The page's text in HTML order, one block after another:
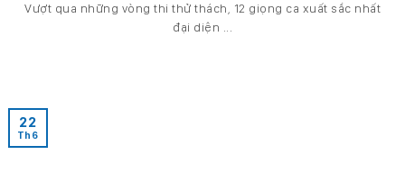
Vượt qua những vòng thi thử thách, 12 giọng ca xuất sắc nhất
đại diện ...
22
Th6